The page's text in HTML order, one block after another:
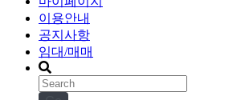
이용안내
공지사항
임대/매매